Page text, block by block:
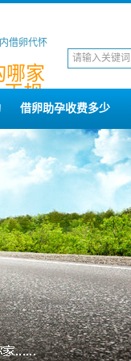
借卵代怀
哪家
规,
借卵助孕收费多少